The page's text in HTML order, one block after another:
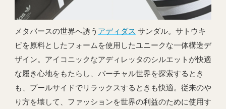
メタバースの世界へ誘う アディダス サンダル。サトウキ
ビを原料としたフォームを使用したユニークな一体構造デ
ザイン。アイコニックなアディレッタのシルエットが快適
な履き心地をもたらし、バーチャル世界を探索するとき
も、プールサイドでリラックスするときも快適。従来のや
り方を壊して、ファッションを世界の利益のために使用す